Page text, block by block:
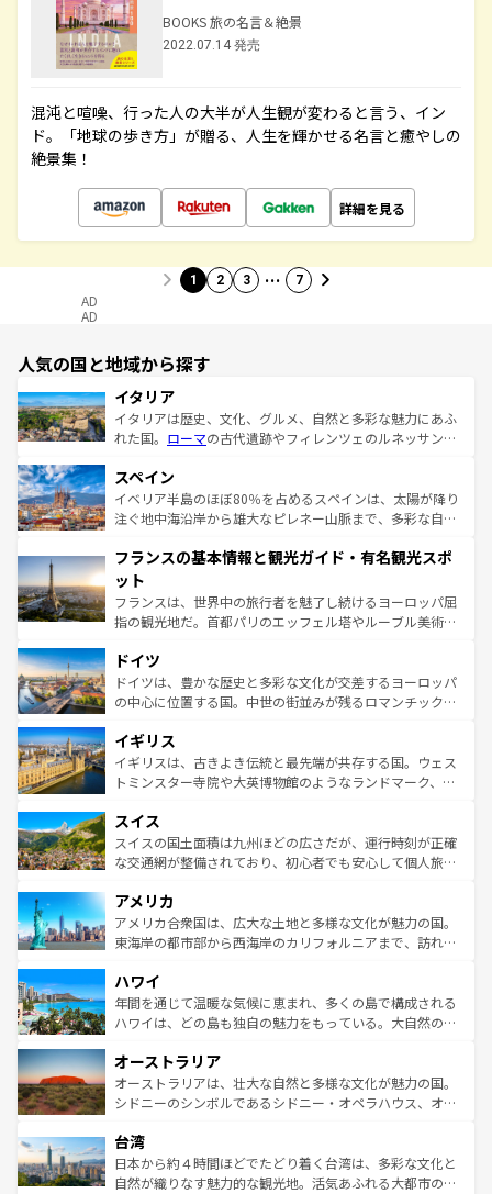
BOOKS 旅の名言＆絶景
2022.07.14 発売
混沌と喧噪、行った人の大半が人生観が変わると言う、イン
ド。「地球の歩き方」が贈る、人生を輝かせる名言と癒やしの
絶景集！
詳細を見る
1 2 3 … 7
AD
AD
人気の国と地域から探す
イタリア
イタリアは歴史、文化、グルメ、自然と多彩な魅力にあふ
れた国。 ローマの古代遺跡やフィレンツェのルネッサンス
ろん、トスカーナの美しい田園風景やアマルフィ海岸の絶
景など、自然景観も見逃せない。観光の合間には、本場の
ピザやパスタなど、絶品のイタリア料理を堪能することも
ませてくれるイタリアで、忘れられない旅をしてみよう！
なお、新着のイタリア情報は
しい。
スペイン
イベリア半島のほぼ80％を占めるスペインは、太陽が降り
注ぐ地中海沿岸から雄大なピレネー山脈まで、多彩な自然
文化が根付くこの国では、情熱的なフラメンコ、熱気あふ
れる闘牛、そして美味しいタパスが生活の一部となってい
る。首都マドリードの洗練された雰囲気や、バルセロナの
アートに溢れた街角から、地方では古代ローマ遺跡や中世
せる。地方によって風土や気候が異なるスペインはその個
性で訪れる人を魅了する。 なお、新着のスペイン情報は コ
ンテンツ一覧を参照してほしい。
フランスの基本情報と観光ガイド・有名観光スポ
ット
フランスは、世界中の旅行者を魅了し続けるヨーロッパ屈
指の観光地だ。首都パリのエッフェル塔やルーブル美術館
で、幅広い魅力が詰まっている。華麗な宮殿、歴史的な大
聖堂、美しいビーチ、そして豊かな自然が、訪れる者を心
から魅了する。また、フランスは美食の国としても知ら
いる。シャンパンの発祥地であるランス、プロヴァンスの
香り高いラベンダー畑など、多彩な楽しみ方が可能だ。さ
らに、パリ以外の地域にも魅力が溢れており、どの街角に
れる地方に足を運ぶとそれぞれで全く異なる文化を体験で
きるだろう。 なお、新着のフランス情報はコンテンツ一覧
を参照してほしい。
ドイツ
ドイツは、豊かな歴史と多彩な文化が交差するヨーロッパ
の中心に位置する国。中世の街並みが残るロマンチック街
顔を持つこの国は、どこを歩いても飽きることがない。ベ
ルリンの文化的活気、バイエルン州のアルプスの絶景、そ
してライン川沿いのワイン畑といった風景は必見。ビール
は、お酒好きな人にはぜひ体験してほしい。 なお、新着の
ドイツ情報はコンテンツ一覧を参照してほしい。
イギリス
イギリスは、古きよき伝統と最先端が共存する国。ウェス
トミンスター寺院や大英博物館のようなランドマーク、歴
リアごとに異なる魅力がある。また、優雅なアフタヌーン
ティー、ビール好きにはたまらない英国パブ、サッカー観
戦など、本場だからこそできる体験も豊富。イギリスを旅
ンツ一覧を参照してほしい。
スイス
スイスの国土面積は九州ほどの広さだが、運行時刻が正確
な交通網が整備されており、初心者でも安心して個人旅行
の建物がそのまま残る町や、スイスならではのユニークな
博物館もあり、アルプス観光だけでなく町歩きも満喫する
ことができる。国民の所得が高いため物価も高いが、旅行
ば市内交通費無料で観光を楽しむこともできる。 なお、新
着のスイス情報はコンテンツ一覧 を参照してほしい。
アメリカ
アメリカ合衆国は、広大な土地と多様な文化が魅力の国。
東海岸の都市部から西海岸のカリフォルニアまで、訪れる
のような巨大都市は、観光、ショッピング、エンターテイ
ンメントが詰まった刺激的なスポットだ。一方、アメリカ
西部には大自然が広がり、グランドキャニオンやイエロー
部のニューオーリンズでは、音楽と美食が融合した独特の
文化が魅力。旅行者はアメリカの各地域で異なる魅力を楽
しみながら、その多様性と豊かな歴史を感じることができ
ならではの贅沢な旅のスタイルだ。 なお、新着のアメリカ
情報はコンテンツ一覧を参照してほしい。
ハワイ
年間を通じて温暖な気候に恵まれ、多くの島で構成される
ハワイは、どの島も独自の魅力をもっている。大自然の神
ワイ島は見逃せない。また、定番の観光地といえばオアフ
島だが、静かな自然を求めるならマウイ島やカウアイ島が
おすすめ。エメラルドグリーンに輝く海をはじめ、豊かな
れるおもてなしの心で訪れる人々を迎えてくれるハワイの
人々、おいしいローカルフードやハワイアンミュージッ
ク、伝統的なフラダンスなど、すべてがハワイの魅力を彩
オーストラリア
オーストラリアは、壮大な自然と多様な文化が魅力の国。
シドニーのシンボルであるシドニー・オペラハウス、オー
リアリーフや大陸中央部にそびえるウルル（エアーズロッ
ク）、タスマニアの美しい原生林やケアンズの熱帯雨林な
ど、見どころがたくさん。また、カフェやワイン、オージ
台湾
日本から約４時間ほどでたどり着く台湾は、多彩な文化と
自然が織りなす魅力的な観光地。活気あふれる大都市の台